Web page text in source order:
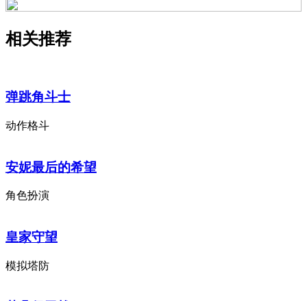
相关推荐
弹跳角斗士
动作格斗
安妮最后的希望
角色扮演
皇家守望
模拟塔防